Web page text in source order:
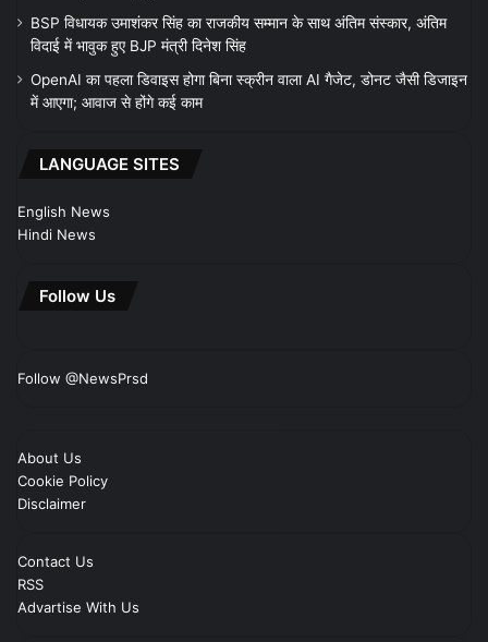
BSP विधायक उमाशंकर सिंह का राजकीय सम्मान के साथ अंतिम संस्कार, अंतिम
विदाई में भावुक हुए BJP मंत्री दिनेश सिंह
OpenAI का पहला डिवाइस होगा बिना स्क्रीन वाला AI गैजेट, डोनट जैसी डिजाइन
में आएगा; आवाज से होंगे कई काम
LANGUAGE SITES
English News
Hindi News
Follow Us
Follow @NewsPrsd
About Us
Cookie Policy
Disclaimer
Contact Us
RSS
Advartise With Us